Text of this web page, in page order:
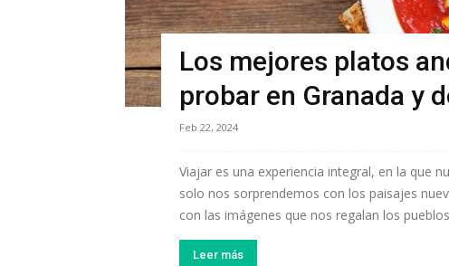
Los mejores platos
probar en Granada y
Feb 22, 2024
Viajar es una experiencia integral, en la que
solo nos sorprendemos con los paisajes
con las imágenes que nos regalan los
Leer más